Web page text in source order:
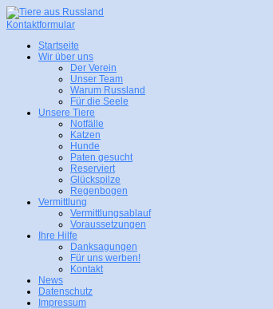
Kontaktformular
Startseite
Wir über uns
Der Verein
Unser Team
Warum Russland
Für die Seele
Unsere Tiere
Notfälle
Katzen
Hunde
Paten gesucht
Reserviert
Glückspilze
Regenbogen
Vermittlung
Vermittlungsablauf
Voraussetzungen
Ihre Hilfe
Danksagungen
Für uns werben!
Kontakt
News
Datenschutz
Impressum